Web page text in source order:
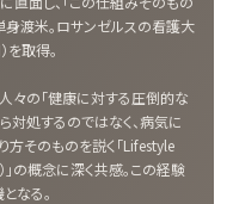
身渡米。ロサンゼルスの看護大
を取得。
々の「健康に対する圧倒的な
対処するのではなく、病気に
そのものを説く「Lifestyle
の概念に深く共感。この経験
なる。